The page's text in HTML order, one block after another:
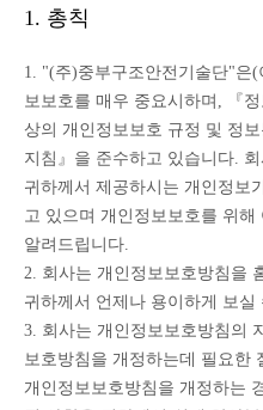
1. 총칙
1. "(주)중부구조안전기술단"은
보보호를 매우 중요시하며, 『
상의 개인정보보호 규정 및 정
지침』을 준수하고 있습니다.
귀하께서 제공하시는 개인정보
고 있으며 개인정보보호를 위해
알려드립니다.
2. 회사는 개인정보보호방침을
귀하께서 언제나 용이하게 보
3. 회사는 개인정보보호방침의
보호방침을 개정하는데 필요한
개인정보보호방침을 개정하는